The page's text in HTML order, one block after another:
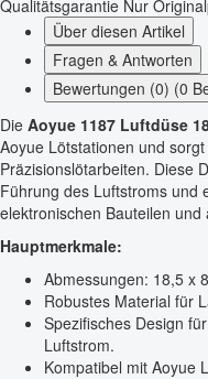
Qualitätsgarantie Nur
Über diesen Artikel
Fragen & Antworten
Bewertungen (0) (0
Die Aoyue 1187 Luftdüse
Aoyue Lötstationen und
Präzisionslötarbeiten. Diese
Führung des Luftstroms und
elektronischen Bauteilen
Hauptmerkmale:
Abmessungen: 18,5 x
Robustes Material für
Spezifisches Design
Luftstrom.
Kompatibel mit Aoyue